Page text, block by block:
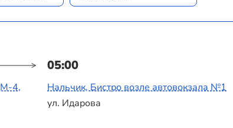
05:00
М-4,
Нальчик, Бистро возле автовокзала №1
ул. Идарова